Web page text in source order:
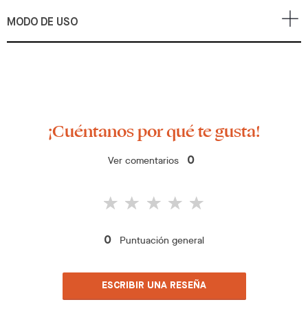
MODO DE USO
¡Cuéntanos por qué te gusta!
Ver comentarios 0
0 Puntuación general
ESCRIBIR UNA RESEÑA